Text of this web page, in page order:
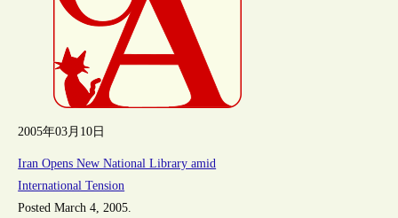
2005年03月10日
Iran Opens New National Library amid
International Tension
Posted March 4, 2005.